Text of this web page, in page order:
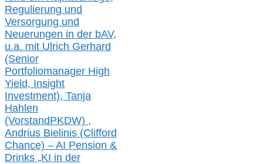
Regulierung und
Versorgung und
Neuerungen in der bAV,
u.a. mit Ulrich Gerhard
(Senior
Portfoliomanager High
Yield, Insight
Investment), Tanja
Hahlen
(VorstandPKDW) ,
Andrius Bielinis (Clifford
Chance) – AI Pension &
Drinks „KI in der